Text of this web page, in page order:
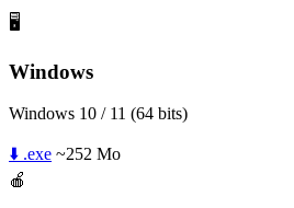
🖥️
Windows
Windows 10 / 11 (64 bits)
⬇️ .exe ~252 Mo
🍎